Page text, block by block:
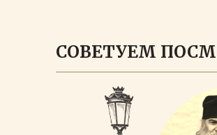
СОВЕТУЕМ